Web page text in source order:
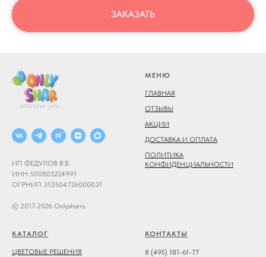
ЗАКАЗАТЬ
ИП ФЕДУЛОВ В.В.
ИНН 500805224991
ОГРНИП 313504726000031
© 2017-2026 Onlyshar.ru
МЕНЮ
ГЛАВНАЯ
ОТЗЫВЫ
АКЦИИ
ДОСТАВКА И ОПЛАТА
ПОЛИТИКА
КОНФИДЕНЦИАЛЬНОСТИ
КАТАЛОГ
ЦВЕТОВЫЕ РЕШЕНИЯ
КОНТАКТЫ
8 (495) 181-61-77